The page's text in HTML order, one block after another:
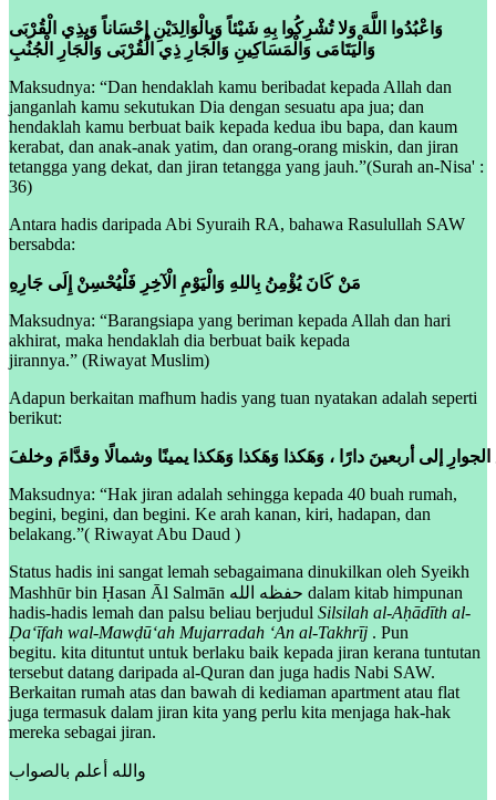
وَاعْبُدُوا اللَّهَ وَلا تُشْرِكُوا بِهِ شَيْئاً وَبِالْوَالِدَيْنِ إِحْسَاناً وَبِذِي الْقُرْبَى
Maksudnya: “Dan hendaklah kamu beribadat kepada Allah dan
janganlah kamu sekutukan Dia dengan sesuatu apa jua; dan
hendaklah kamu berbuat baik kepada kedua ibu bapa, dan kaum
kerabat, dan anak-anak yatim, dan orang-orang miskin, dan jiran
tetangga yang dekat, dan jiran tetangga yang jauh.”(Surah an-Nisa' :
36)
Antara hadis daripada Abi Syuraih RA, bahawa Rasulullah SAW
bersabda:
مَنْ كَانَ يُؤْمِنُ بِاللهِ وَالْيَوْمِ الْآخِرِ فَلْيُحْسِنْ إِلَى جَارِهِ
Maksudnya: “Barangsiapa yang beriman kepada Allah dan hari
akhirat, maka hendaklah dia berbuat baik kepada
jirannya.” (Riwayat Muslim)
Adapun berkaitan mafhum hadis yang tuan nyatakan adalah seperti
berikut:
إلى أربعينَ دارًا ، وَهَكذا وَهَكذا وَهَكذا يمينًا وشمالًا وقدَّامَ وخلفَ
Maksudnya: “Hak jiran adalah sehingga kepada 40 buah rumah,
begini, begini, dan begini. Ke arah kanan, kiri, hadapan, dan
belakang.”( Riwayat Abu Daud )
Status hadis ini sangat lemah sebagaimana dinukilkan oleh Syeikh
Mashhūr bin Ḥasan Āl Salmān حفظه الله dalam kitab himpunan
hadis-hadis lemah dan palsu beliau berjudul Silsilah al-Aḥādīth al-
Ḍa‘īfah wal-Mawḍū‘ah Mujarradah ‘An al-Takhrīj . Pun
begitu. kita dituntut untuk berlaku baik kepada jiran kerana tuntutan
tersebut datang daripada al-Quran dan juga hadis Nabi SAW.
Berkaitan rumah atas dan bawah di kediaman apartment atau flat
juga termasuk dalam jiran kita yang perlu kita menjaga hak-hak
mereka sebagai jiran.
والله أعلم بالصواب